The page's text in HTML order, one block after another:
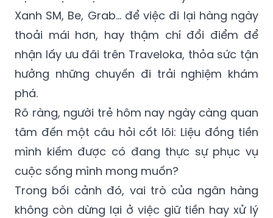
Xanh SM, Be, Grab… để việc đi lại hàng ngày
thoải mái hơn, hay thậm chí đổi điểm để
nhận lấy ưu đãi trên Traveloka, thỏa sức tận
hưởng những chuyến đi trải nghiệm khám
phá.
Rõ ràng, người trẻ hôm nay ngày càng quan
tâm đến một câu hỏi cốt lõi: Liệu đồng tiền
mình kiếm được có đang thực sự phục vụ
cuộc sống mình mong muốn?
Trong bối cảnh đó, vai trò của ngân hàng
không còn dừng lại ở việc giữ tiền hay xử lý